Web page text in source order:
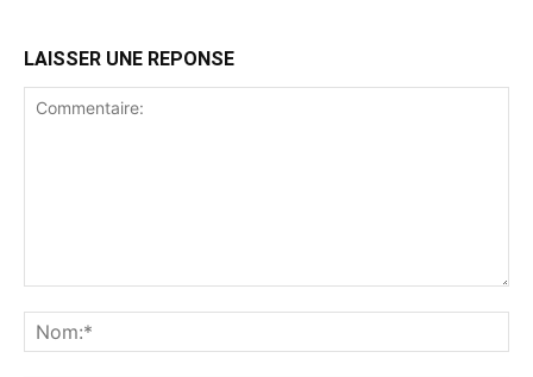
LAISSER UNE REPONSE